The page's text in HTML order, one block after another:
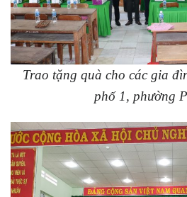
Trao tặng quà cho các gia
phố 1, phường